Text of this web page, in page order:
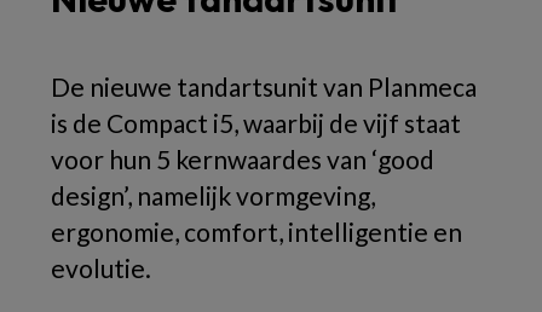
De nieuwe tandartsunit van Planmeca
is de Compact i5, waarbij de vijf staat
voor hun 5 kernwaardes van ‘good
design’, namelijk vormgeving,
ergonomie, comfort, intelligentie en
evolutie.